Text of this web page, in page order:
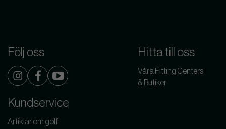
Följ oss Hitta till oss
Våra Fitting Centers
& Butiker
Kundservice
Artiklar om golf